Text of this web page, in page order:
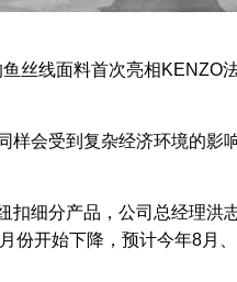
鱼丝线面料首次亮相KENZO
样会受到复杂经济环境的影
扣细分产品，公司总经理洪
份开始下降，预计今年8月